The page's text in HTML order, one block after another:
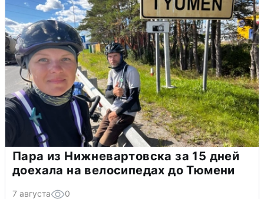
Пара из Нижневартовска за 15 дней
доехала на велосипедах до Тюмени
7 августа 0